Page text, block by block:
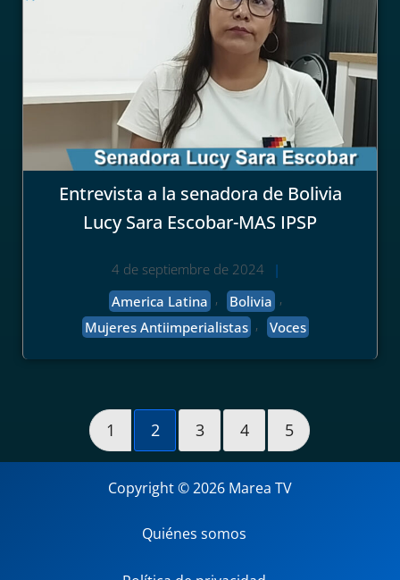
Entrevista a la senadora de Bolivia
Lucy Sara Escobar-MAS IPSP
4 de septiembre de 2024
|
America Latina , Bolivia ,
Mujeres Antiimperialistas , Voces
1 2 3 4 5
Copyright © 2026 Marea TV
Quiénes somos